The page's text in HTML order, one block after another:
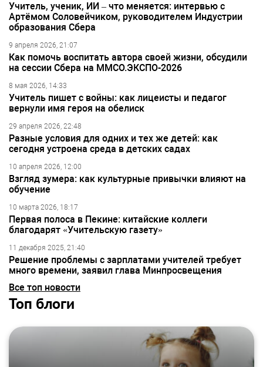
Учитель, ученик, ИИ – что меняется: интервью с
Артёмом Соловейчиком, руководителем Индустрии
образования Сбера
9 апреля 2026, 21:07
Как помочь воспитать автора своей жизни, обсудили
на сессии Сбера на ММСО.ЭКСПО-2026
8 мая 2026, 14:33
Учитель пишет с войны: как лицеисты и педагог
вернули имя героя на обелиск
29 апреля 2026, 22:48
Разные условия для одних и тех же детей: как
сегодня устроена среда в детских садах
10 апреля 2026, 12:00
Взгляд зумера: как культурные привычки влияют на
обучение
10 марта 2026, 18:17
Первая полоса в Пекине: китайские коллеги
благодарят «Учительскую газету»
11 декабря 2025, 21:40
Решение проблемы с зарплатами учителей требует
много времени, заявил глава Минпросвещения
Все топ новости
Топ блоги